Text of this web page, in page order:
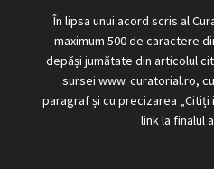
În lipsa unui acord scris al
maximum 500 de caractere
depăși jumătate din articolul
sursei www. curatorial.ro,
paragraf și cu precizarea
link la finalul